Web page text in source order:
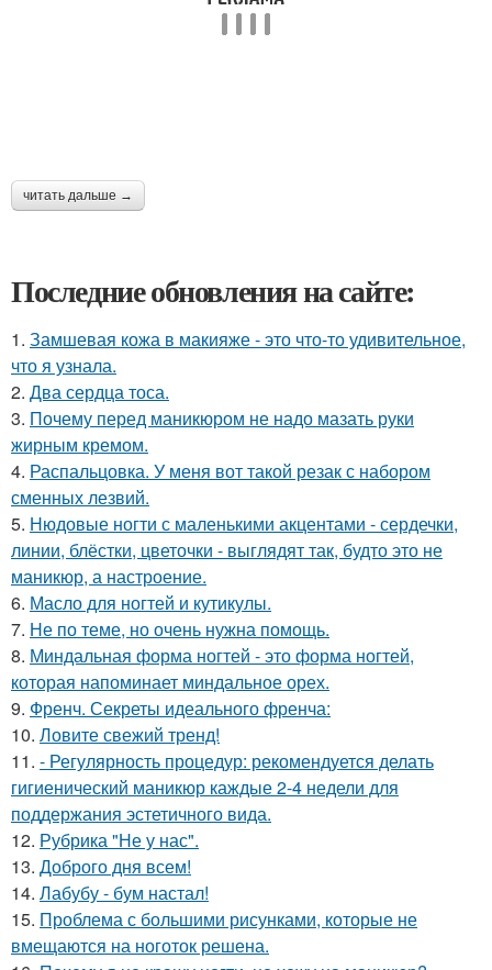
читать дальше →
Последние обновления на сайте:
1. Замшевая кожа в макияже - это что-то удивительное,
что я узнала.
2. Два сердца тоса.
3. Почему перед маникюром не надо мазать руки
жирным кремом.
4. Распальцовка. У меня вот такой резак с набором
сменных лезвий.
5. Нюдовые ногти с маленькими акцентами - сердечки,
линии, блёстки, цветочки - выглядят так, будто это не
маникюр, а настроение.
6. Масло для ногтей и кутикулы.
7. Не по теме, но очень нужна помощь.
8. Миндальная форма ногтей - это форма ногтей,
которая напоминает миндальное орех.
9. Френч. Секреты идеального френча:
10. Ловите свежий тренд!
11. - Регулярность процедур: рекомендуется делать
гигиенический маникюр каждые 2-4 недели для
поддержания эстетичного вида.
12. Рубрика "Не у нас".
13. Доброго дня всем!
14. Лабубу - бум настал!
15. Проблема с большими рисунками, которые не
вмещаются на ноготок решена.